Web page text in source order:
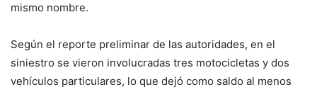
mismo nombre.
Según el reporte preliminar de las autoridades, en el
siniestro se vieron involucradas tres motocicletas y dos
vehículos particulares, lo que dejó como saldo al menos